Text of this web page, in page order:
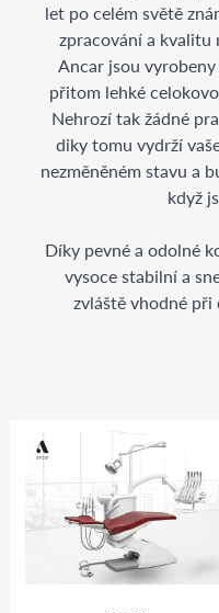
let po celém světě
zpracování a kvalitu
Ancar jsou vyrobeny
přitom lehké
Nehrozí tak žádné
diky tomu vydrží
nezměněném stavu a
když
Díky pevné a odolné
vysoce stabilní a
zvláště vhodné při